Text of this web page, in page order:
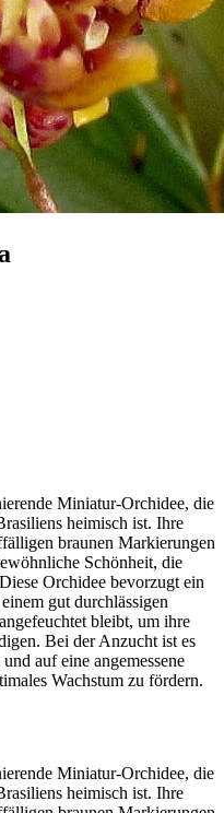
Miniatur-Orchidee, die
heimisch ist. Ihre
braunen Markierungen
Schönheit, die
Orchidee bevorzugt ein
gut durchlässigen
bleibt, um ihre
Bei der Anzucht ist es
auf eine angemessene
Wachstum zu fördern.
Miniatur-Orchidee, die
heimisch ist. Ihre